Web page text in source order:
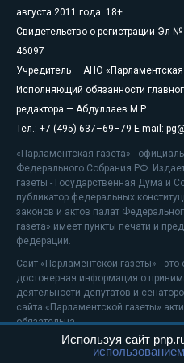
августа 2011 года. 18+
Свидетельство о регистрации Эл
46097
Учредитель — АНО «Парламентская
Исполняющий обязанности
редактора — Абдуллаев М.Р.
Тел.: +7 (495) 637–69–79 E-mail:
«Парламентская газета» -
Федерального Собрания РФ.
газеты - Государственная Дума и
публикатор федеральных
законов и актов палат
газета» имеет пункты печати и
федерации.
Сайт «Парламентской газеты» -
достоверная информация о
деятельности депутатов и
сайта «Парламентской газеты»
обязательна.
На информационном ресурсе
Используя сайт